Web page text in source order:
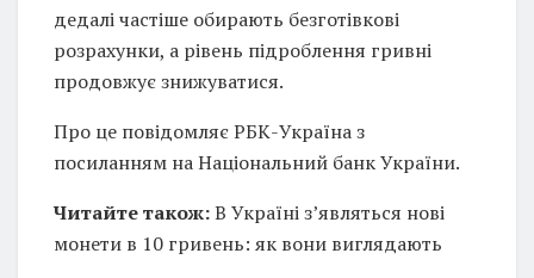
дедалі частіше обирають безготівкові
розрахунки, а рівень підроблення гривні
продовжує знижуватися.
Про це повідомляє РБК-Україна з
посиланням на Національний банк України.
Читайте також:В Україні з’являться нові
монети в 10 гривень: як вони виглядають